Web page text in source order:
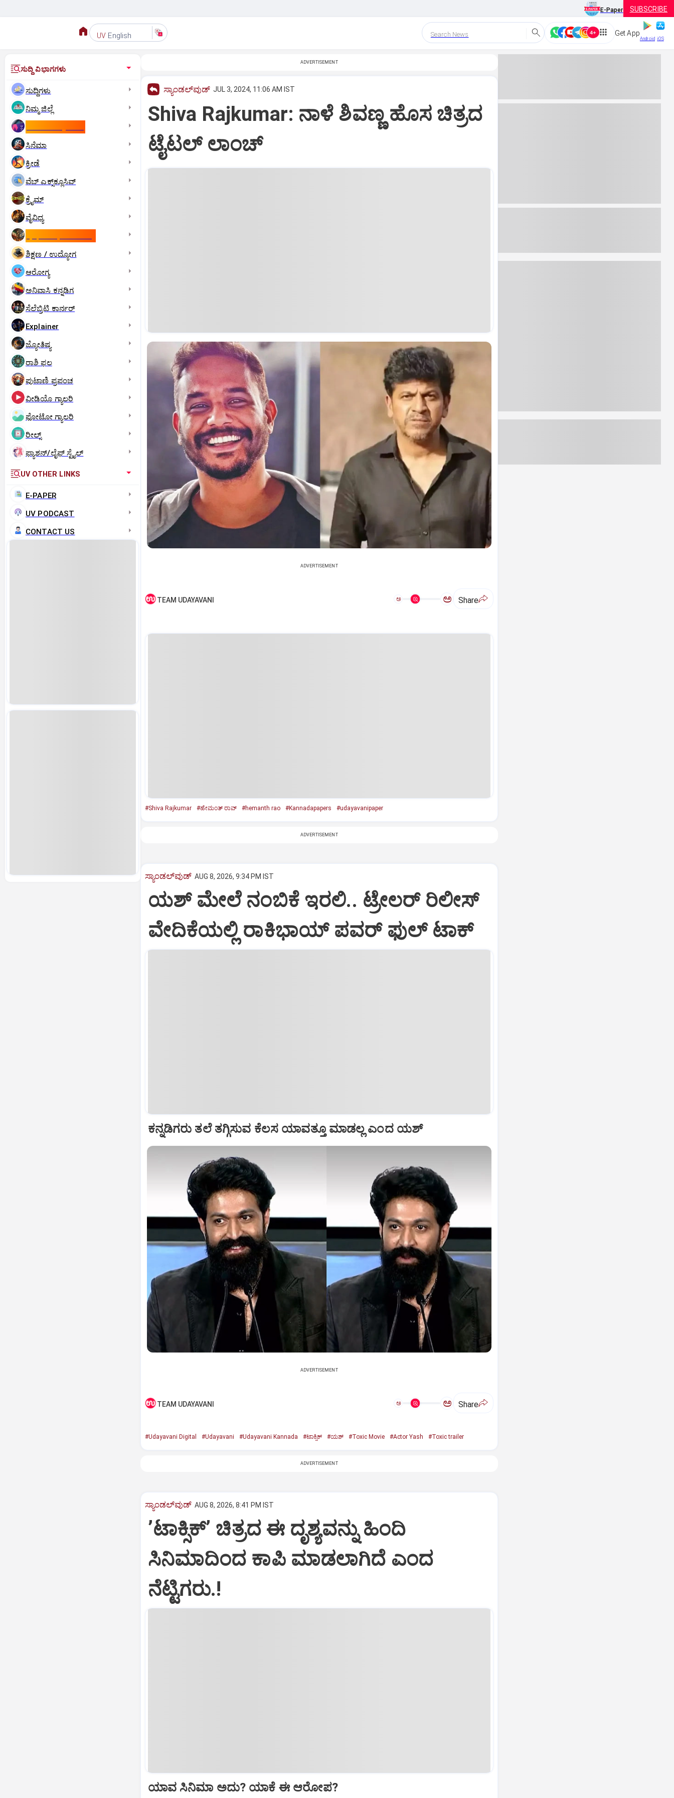
E-Paper SUBSCRIBE
UV English Search News Get App
Android iOS
ಸುದ್ದಿ ವಿಭಾಗಗಳು
ಸುದ್ದಿಗಳು
ನಿಮ್ಮ ಜಿಲ್ಲೆ
ಸಿನೆಮಾ
ಕ್ರೀಡೆ
ವೆಬ್ ಎಕ್ಸ್‌ಕ್ಲೂಸಿವ್
ಕ್ರೈಮ್
ವೈವಿಧ್ಯ
ಶಿಕ್ಷಣ / ಉದ್ಯೋಗ
ಆರೋಗ್ಯ
ಅನಿವಾಸಿ ಕನ್ನಡಿಗ
ಸೆಲೆಬ್ರಿಟಿ ಕಾರ್ನರ್‌
Explainer
ಜ್ಯೋತಿಷ್ಯ
ರಾಶಿ ಫಲ
ಪುಟಾಣಿ ಪ್ರಪಂಚ
ವೀಡಿಯೊ ಗ್ಯಾಲರಿ
ಫೋಟೋ ಗ್ಯಾಲರಿ
ರೀಲ್ಸ್
ಫ್ಯಾಶನ್/ಲೈಫ್‌ ಸ್ಟೈಲ್
UV OTHER LINKS
E-PAPER
UV PODCAST
CONTACT US
ADVERTISEMENT
ಸ್ಯಾಂಡಲ್‌ವುಡ್‌ JUL 3, 2024, 11:06 AM IST
Shiva Rajkumar: ನಾಳೆ ಶಿವಣ್ಣ ಹೊಸ ಚಿತ್ರದ
ಟೈಟಲ್‌ ಲಾಂಚ್‌
ADVERTISEMENT
TEAM UDAYAVANI ಅ ಅ Share
#Shiva Rajkumar #ಹೇಮಂತ್‌ ರಾವ್‌ #hemanth rao #Kannadapapers #udayavanipaper
ADVERTISEMENT
ಸ್ಯಾಂಡಲ್‌ವುಡ್‌ AUG 8, 2026, 9:34 PM IST
ಯಶ್‌ ಮೇಲೆ ನಂಬಿಕೆ ಇರಲಿ.. ಟ್ರೇಲರ್‌ ರಿಲೀಸ್‌
ವೇದಿಕೆಯಲ್ಲಿ ರಾಕಿಭಾಯ್‌ ಪವರ್‌ ಫುಲ್‌ ಟಾಕ್
ಕನ್ನಡಿಗರು ತಲೆ ತಗ್ಗಿಸುವ ಕೆಲಸ ಯಾವತ್ತೂ ಮಾಡಲ್ಲ ಎಂದ ಯಶ್
ADVERTISEMENT
TEAM UDAYAVANI ಅ ಅ Share
#Udayavani Digital #Udayavani #Udayavani Kannada #ಟಾಕ್ಸಿಕ್‌ #ಯಶ್‌ #Toxic Movie #Actor Yash #Toxic trailer
ADVERTISEMENT
ಸ್ಯಾಂಡಲ್‌ವುಡ್‌ AUG 8, 2026, 8:41 PM IST
ʼಟಾಕ್ಸಿಕ್‌ʼ ಚಿತ್ರದ ಈ ದೃಶ್ಯವನ್ನು ಹಿಂದಿ
ಸಿನಿಮಾದಿಂದ ಕಾಪಿ ಮಾಡಲಾಗಿದೆ ಎಂದ
ನೆಟ್ಟಿಗರು.!
ಯಾವ ಸಿನಿಮಾ ಅದು? ಯಾಕೆ ಈ ಆರೋಪ?